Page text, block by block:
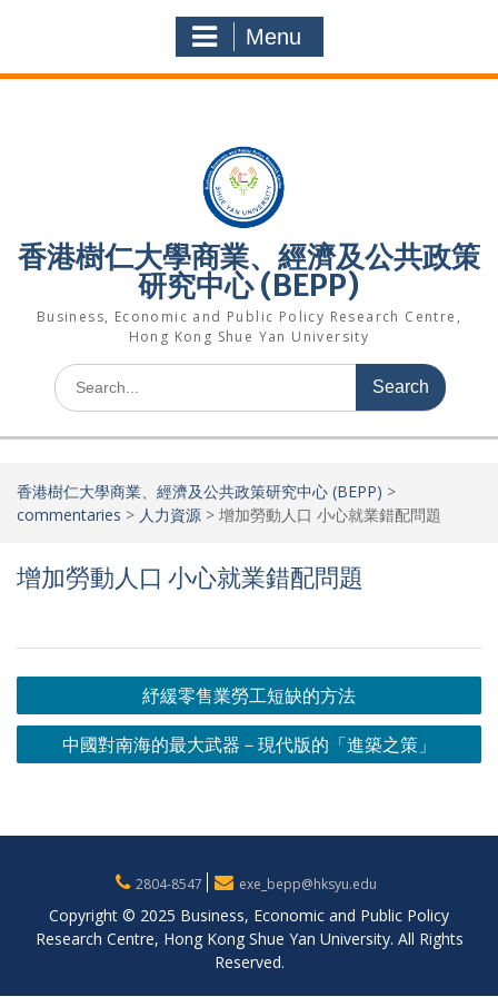
Menu
香港樹仁大學商業、經濟及公共政策
研究中心 (BEPP)
Business, Economic and Public Policy Research Centre,
Hong Kong Shue Yan University
Search
for:
香港樹仁大學商業、經濟及公共政策研究中心 (BEPP) >
commentaries > 人力資源 > 增加勞動人口 小心就業錯配問題
增加勞動人口 小心就業錯配問題
Post
navigation
紓緩零售業勞工短缺的方法
中國對南海的最大武器－現代版的「進築之策」
2804-8547 exe_bepp@hksyu.edu
Copyright © 2025 Business, Economic and Public Policy
Research Centre, Hong Kong Shue Yan University. All Rights
Reserved.